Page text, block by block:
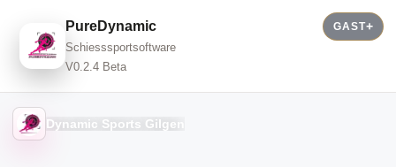
PureDynamic
Schiesssportsoftware
V0.2.4 Beta
GAST
Dynamic Sports Gilgen